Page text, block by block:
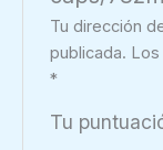
Tu dirección
publicada.
*
Tu